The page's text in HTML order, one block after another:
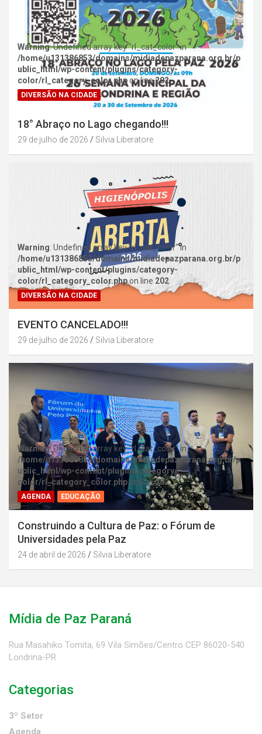
Warning: Undefined array key "rl_cat_color" in
/home/u131386853/domains/midiadepazparana.org.br/p
ublic_html/wp-content/plugins/category-
color/rl_category_color.phpon line202
DIVERSÃO NA CIDADE
18° Abraço no Lago chegando!!!
29 de julho de 2026 Silvia Liberatore
Warning: Undefined array key "rl_cat_color" in
/home/u131386853/domains/midiadepazparana.org.br/p
ublic_html/wp-content/plugins/category-
color/rl_category_color.phpon line 202
DIVERSÃO NA CIDADE
EVENTO CANCELADO!!!
29 de julho de 2026 Silvia Liberatore
Warning: Undefined array key "rl_cat_color" in
/home/u131386853/domains/midiadepazparana.org.br/p
ublic_html/wp-content/plugins/category-
color/rl_category_color.phpon line202
AGENDA EDUCAÇÃO
Construindo a Cultura de Paz: o Fórum de
Universidades pela Paz
24 de abril de 2026 Silvia Liberatore
Mídia de Paz Paraná
Rua Masahiko Tomita, 69 Vila Simões/Centro CEP 86020-540
Londrina-PR
Categorias
3º Setor
Agenda